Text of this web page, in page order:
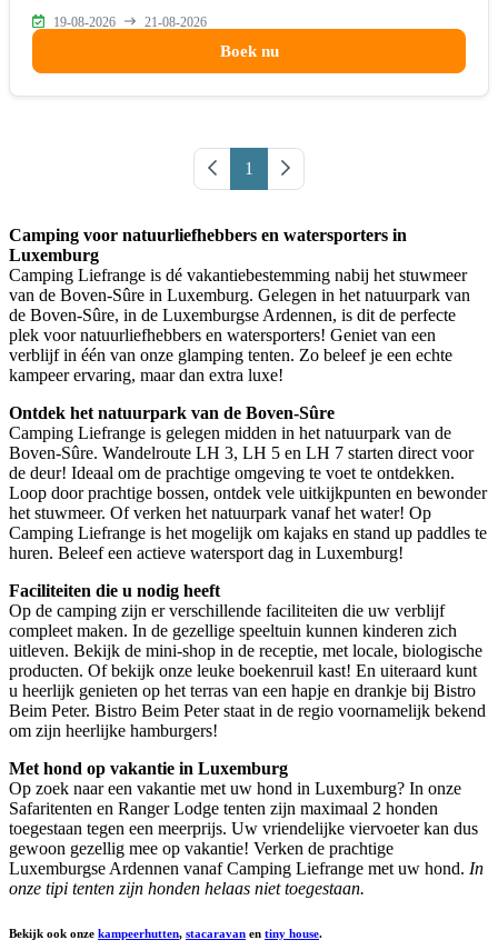
19-08-2026 21-08-2026
Boek nu
Vorige pagina
1 Volgende pagina
Camping voor natuurliefhebbers en watersporters in
Luxemburg
Camping Liefrange is dé vakantiebestemming nabij het stuwmeer
van de Boven-Sûre in Luxemburg. Gelegen in het natuurpark van
de Boven-Sûre, in de Luxemburgse Ardennen, is dit de perfecte
plek voor natuurliefhebbers en watersporters! Geniet van een
verblijf in één van onze glamping tenten. Zo beleef je een echte
kampeer ervaring, maar dan extra luxe!
Ontdek het natuurpark van de Boven-Sûre
Camping Liefrange is gelegen midden in het natuurpark van de
Boven-Sûre. Wandelroute LH 3, LH 5 en LH 7 starten direct voor
de deur! Ideaal om de prachtige omgeving te voet te ontdekken.
Loop door prachtige bossen, ontdek vele uitkijkpunten en bewonder
het stuwmeer. Of verken het natuurpark vanaf het water! Op
Camping Liefrange is het mogelijk om kajaks en stand up paddles te
huren. Beleef een actieve watersport dag in Luxemburg!
Faciliteiten die u nodig heeft
Op de camping zijn er verschillende faciliteiten die uw verblijf
compleet maken. In de gezellige speeltuin kunnen kinderen zich
uitleven. Bekijk de mini-shop in de receptie, met locale, biologische
producten. Of bekijk onze leuke boekenruil kast! En uiteraard kunt
u heerlijk genieten op het terras van een hapje en drankje bij Bistro
Beim Peter. Bistro Beim Peter staat in de regio voornamelijk bekend
om zijn heerlijke hamburgers!
Met hond op vakantie in Luxemburg
Op zoek naar een vakantie met uw hond in Luxemburg? In onze
Safaritenten en Ranger Lodge tenten zijn maximaal 2 honden
toegestaan tegen een meerprijs. Uw vriendelijke viervoeter kan dus
gewoon gezellig mee op vakantie! Verken de prachtige
Luxemburgse Ardennen vanaf Camping Liefrange met uw hond. In
onze tipi tenten zijn honden helaas niet toegestaan.
Bekijk ook onze kampeerhutten, stacaravan en tiny house.